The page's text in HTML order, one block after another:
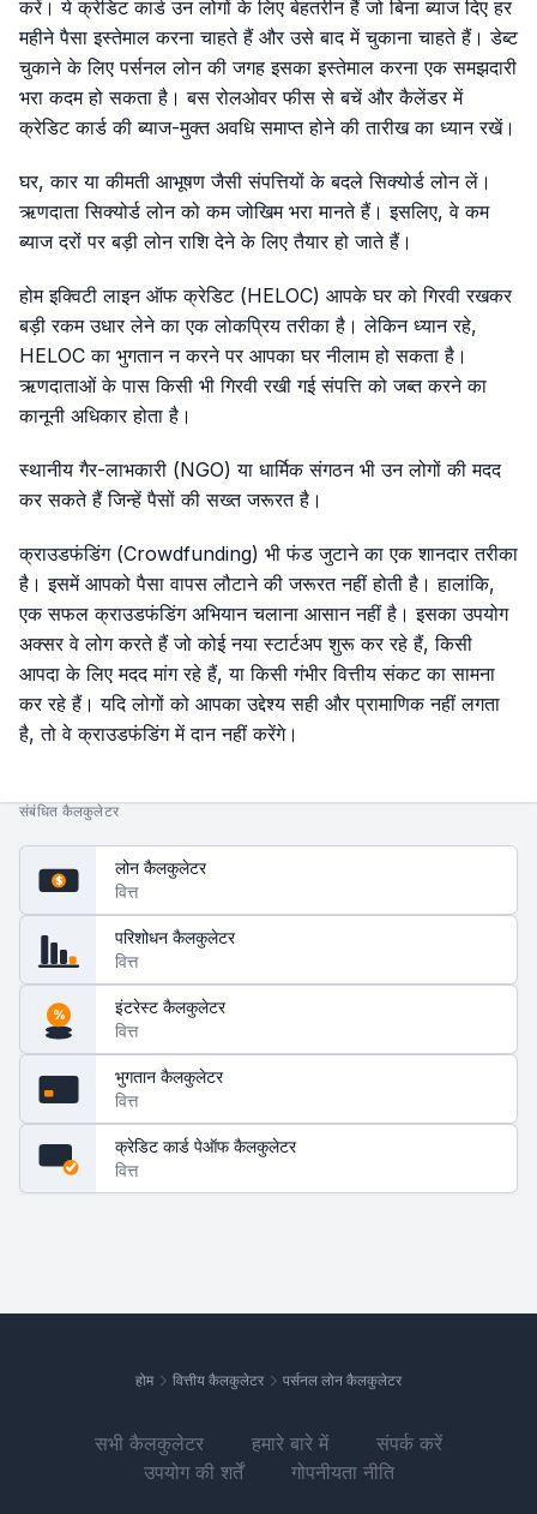
करें। ये क्रेडिट कार्ड उन लोगों के लिए बेहतरीन हैं जो बिना ब्याज दिए हर
महीने पैसा इस्तेमाल करना चाहते हैं और उसे बाद में चुकाना चाहते हैं। डेब्ट
चुकाने के लिए पर्सनल लोन की जगह इसका इस्तेमाल करना एक समझदारी
भरा कदम हो सकता है। बस रोलओवर फीस से बचें और कैलेंडर में
क्रेडिट कार्ड की ब्याज-मुक्त अवधि समाप्त होने की तारीख का ध्यान रखें।
घर, कार या कीमती आभूषण जैसी संपत्तियों के बदले सिक्योर्ड लोन लें।
ऋणदाता सिक्योर्ड लोन को कम जोखिम भरा मानते हैं। इसलिए, वे कम
ब्याज दरों पर बड़ी लोन राशि देने के लिए तैयार हो जाते हैं।
होम इक्विटी लाइन ऑफ क्रेडिट (HELOC) आपके घर को गिरवी रखकर
बड़ी रकम उधार लेने का एक लोकप्रिय तरीका है। लेकिन ध्यान रहे,
HELOC का भुगतान न करने पर आपका घर नीलाम हो सकता है।
ऋणदाताओं के पास किसी भी गिरवी रखी गई संपत्ति को जब्त करने का
कानूनी अधिकार होता है।
स्थानीय गैर-लाभकारी (NGO) या धार्मिक संगठन भी उन लोगों की मदद
कर सकते हैं जिन्हें पैसों की सख्त जरूरत है।
क्राउडफंडिंग (Crowdfunding) भी फंड जुटाने का एक शानदार तरीका
है। इसमें आपको पैसा वापस लौटाने की जरूरत नहीं होती है। हालांकि,
एक सफल क्राउडफंडिंग अभियान चलाना आसान नहीं है। इसका उपयोग
अक्सर वे लोग करते हैं जो कोई नया स्टार्टअप शुरू कर रहे हैं, किसी
आपदा के लिए मदद मांग रहे हैं, या किसी गंभीर वित्तीय संकट का सामना
कर रहे हैं। यदि लोगों को आपका उद्देश्य सही और प्रामाणिक नहीं लगता
है, तो वे क्राउडफंडिंग में दान नहीं करेंगे।
संबंधित कैलकुलेटर
$
लोन कैलकुलेटर
वित्त
परिशोधन कैलकुलेटर
वित्त
%
इंटरेस्ट कैलकुलेटर
वित्त
भुगतान कैलकुलेटर
वित्त
क्रेडिट कार्ड पेऑफ कैलकुलेटर
वित्त
होम वित्तीय कैलकुलेटर पर्सनल लोन कैलकुलेटर
सभी कैलकुलेटर हमारे बारे में
संपर्क करें
उपयोग की शर्तें
गोपनीयता नीति